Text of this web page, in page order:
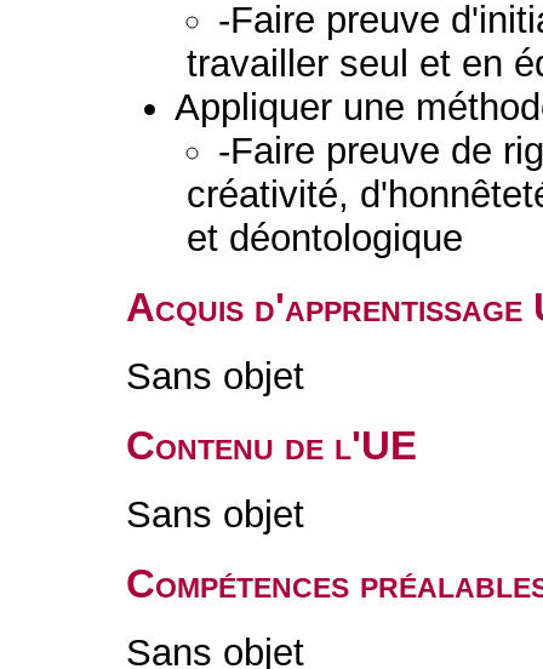
-Faire preuve
travailler seul et en
Appliquer une
-Faire preuve de
créativité,
et déontologique
Acquis d'apprentissage
Sans objet
Contenu de l'UE
Sans objet
Compétences
Sans objet